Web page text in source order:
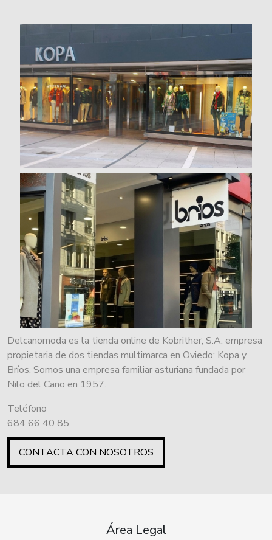
Delcanomoda es la tienda online de Kobrither, S.A. empresa
propietaria de dos tiendas multimarca en Oviedo: Kopa y
Bríos. Somos una empresa familiar asturiana fundada por
Nilo del Cano en 1957.
Teléfono
684 66 40 85
CONTACTA CON NOSOTROS
Área Legal